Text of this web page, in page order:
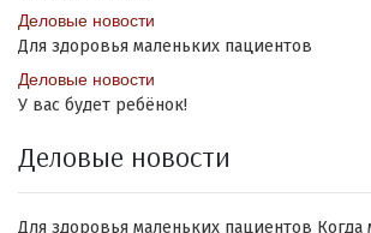
Деловые новости
Для здоровья маленьких пациентов
Деловые новости
У вас будет ребёнок!
Деловые новости
Для здоровья маленьких пациентов Когда